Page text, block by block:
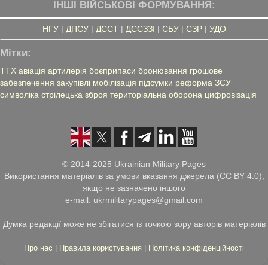
ІНШІ ВІЙСЬКОВІ ФОРМУВАННЯ:
НГУ| ДПСУ| ДССТ| ДССЗЗІ | СБУ| СЗР| УДО
Мітки:
ТТХ авіація артилерія боєприпаси бронювання грошове
забезпечення закупівлі мобілізація підсумки реформа ЗСУ
символіка стрілецька зброя територіальна оборона цифровізація
© 2014-2025 Ukrainian Military Pages
Використання матеріалів за умови вказання джерела (CC BY 4.0),
якщо не зазначено іншого
e-mail: ukrmilitarypages@gmail.com
Думка редакції може не збігатися із точкою зору авторів матеріалів
Про нас Правила користування Політика конфіденційності